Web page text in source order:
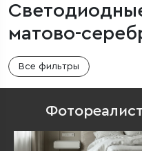
матово-
Все фильтры